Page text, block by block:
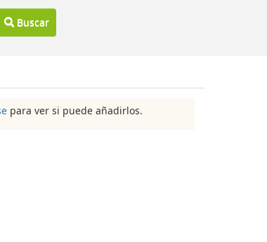
Buscar
para ver si puede añadirlos.